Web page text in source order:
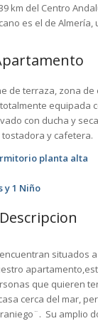
km del Centro
es el de Almería,
de terraza, zona de
equipada
con ducha y
y cafetera.
planta alta
y 1 Niño
Descripcion
situados
que quieren
cerca del mar,
Su amplio